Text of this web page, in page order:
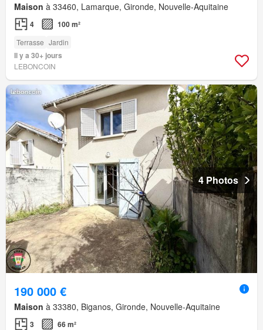
Maison à 33460, Lamarque, Gironde, Nouvelle-Aquitaine
4 100 m²
Terrasse Jardin
Il y a 30+ jours
LEBONCOIN
4 Photos
190 000 €
Maison à 33380, Biganos, Gironde, Nouvelle-Aquitaine
3 66 m²